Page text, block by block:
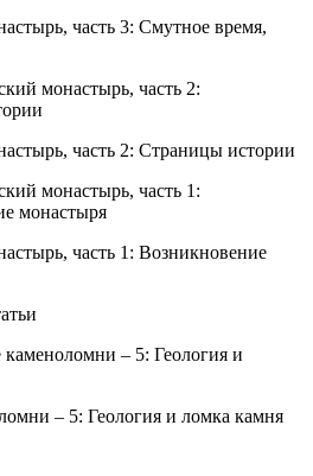
часть 3: Смутное время,
часть 2: Страницы истории
часть 1: Возникновение
– 5: Геология и ломка камня